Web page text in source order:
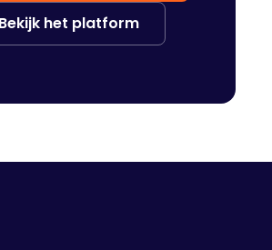
Bekijk het platform